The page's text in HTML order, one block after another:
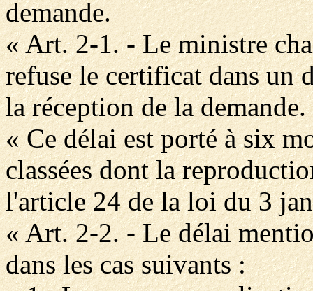
demande.
« Art. 2-1. - Le ministre
refuse le certificat dans un
la réception de la demande.
« Ce délai est porté à six
classées dont la
l'article 24 de la loi du 3
« Art. 2-2. - Le délai
dans les cas suivants :